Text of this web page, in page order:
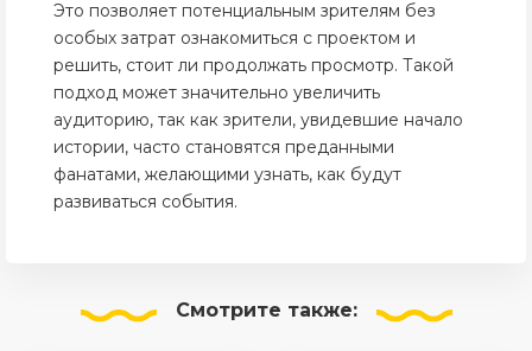
Это позволяет потенциальным зрителям без
особых затрат ознакомиться с проектом и
решить, стоит ли продолжать просмотр. Такой
подход может значительно увеличить
аудиторию, так как зрители, увидевшие начало
истории, часто становятся преданными
фанатами, желающими узнать, как будут
развиваться события.
Смотрите также: